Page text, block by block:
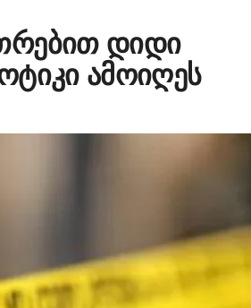
დიდი
ამოიღეს